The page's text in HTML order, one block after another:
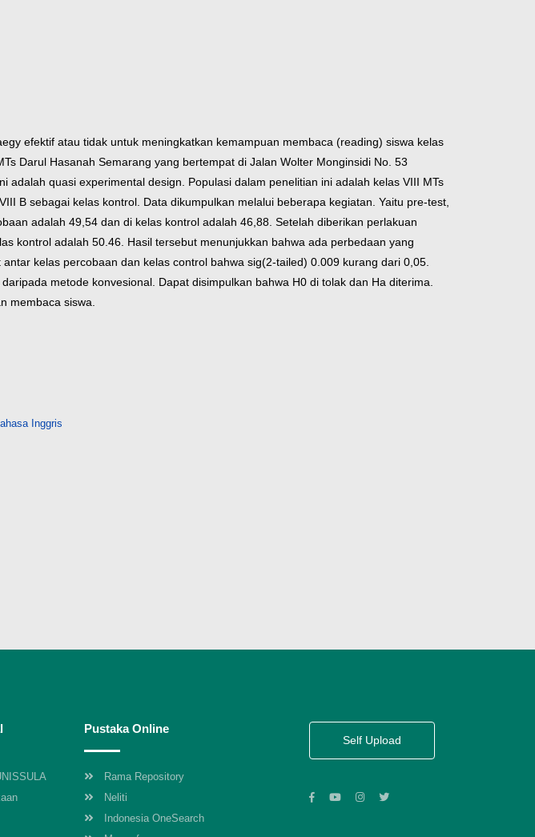
efektif atau tidak untuk meningkatkan kemampuan membaca (reading) siswa kelas
Darul Hasanah Semarang yang bertempat di Jalan Wolter Monginsidi No. 53
quasi experimental design. Populasi dalam penelitian ini adalah kelas VIII MTs
B sebagai kelas kontrol. Data dikumpulkan melalui beberapa kegiatan. Yaitu pre-test,
adalah 49,54 dan di kelas kontrol adalah 46,88. Setelah diberikan perlakuan
kontrol adalah 50.46. Hasil tersebut menunjukkan bahwa ada perbedaan yang
kelas percobaan dan kelas control bahwa sig(2-tailed) 0.009 kurang dari 0,05.
metode konvesional. Dapat disimpulkan bahwa H0 di tolak dan Ha diterima.
membaca siswa.
Inggris
Pustaka Online
Rama Repository
Neliti
Indonesia OneSearch
Self Upload